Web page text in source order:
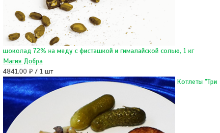
шоколад 72% на меду с фисташкой и гималайской солью, 1 кг
Магия Добра
4841.00 ₽ / 1 шт
Котлеты "Три